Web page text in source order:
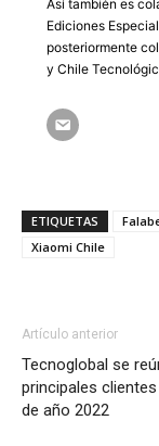
Así también es
Ediciones
posteriormente
y Chile
ETIQUETAS
Xiaomi Chile
Artículo anterior
Tecnoglobal se
principales
de año 2022